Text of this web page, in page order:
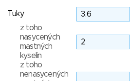
Tuky
z toho
nasycených
mastných
kyselin
z toho
nenasycených